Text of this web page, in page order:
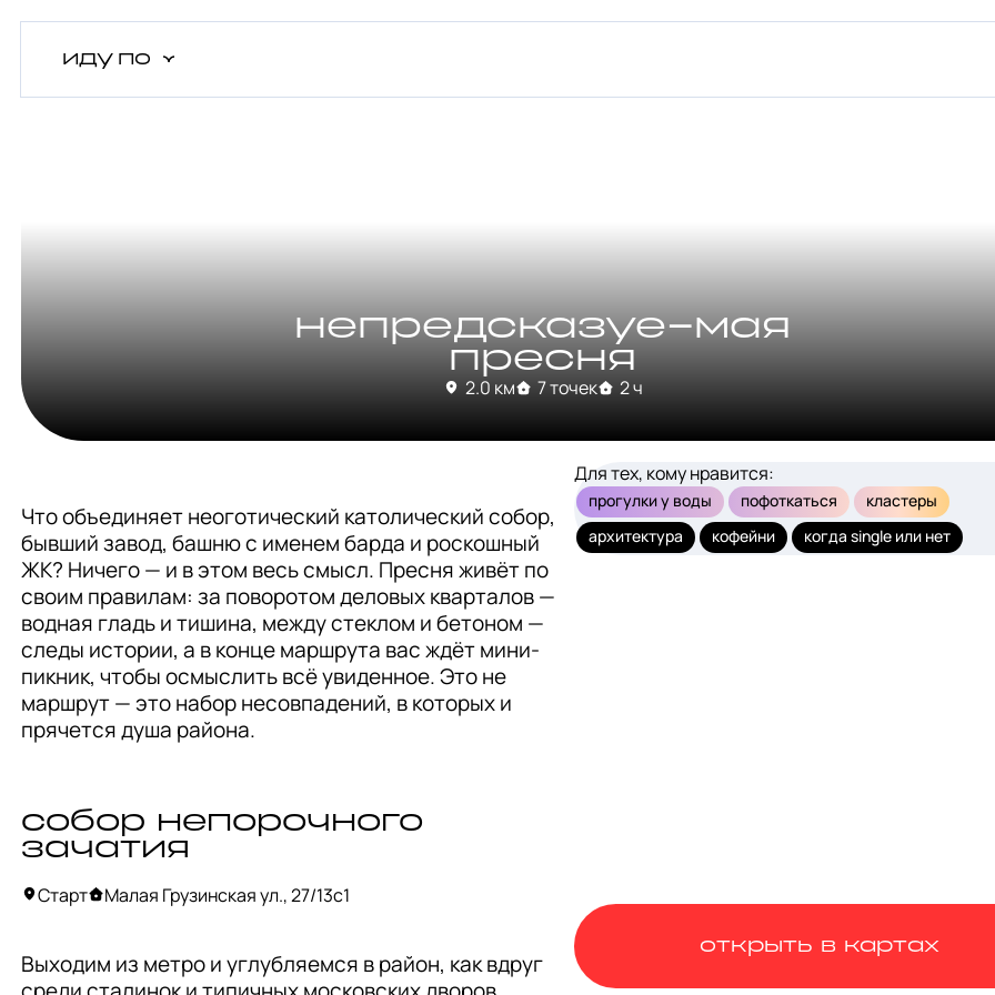
иду по
непредсказуе-мая
пресня
2.0 км 7 точек 2 ч
Что объединяет неоготический католический собор,
бывший завод, башню с именем барда и роскошный
ЖК? Ничего — и в этом весь смысл. Пресня живёт по
своим правилам: за поворотом деловых кварталов —
водная гладь и тишина, между стеклом и бетоном —
следы истории, а в конце маршрута вас ждёт мини-
пикник, чтобы осмыслить всё увиденное. Это не
маршрут — это набор несовпадений, в которых и
прячется душа района.
собор непорочного
зачатия
Старт Малая Грузинская ул., 27/13с1
Выходим из метро и углубляемся в район, как вдруг
Для тех, кому нравится:
прогулки у воды пофоткаться
кластеры
архитектура
кофейни когда single или нет
открыть в картах